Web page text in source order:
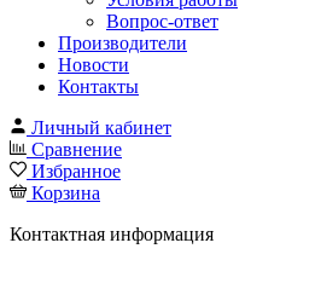
Вопрос-ответ
Производители
Новости
Контакты
Личный кабинет
Сравнение
Избранное
Корзина
Контактная информация